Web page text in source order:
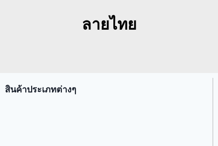
ลายไทย
สินค้าประเภทต่างๆ